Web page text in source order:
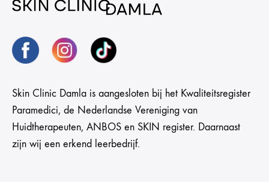
Skin Clinic Damla is aangesloten bij het Kwaliteitsregister
Paramedici, de Nederlandse Vereniging van
Huidtherapeuten, ANBOS en SKIN register. Daarnaast
zijn wij een erkend leerbedrijf.